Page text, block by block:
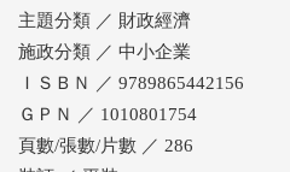
主題分類 ／ 財政經濟
施政分類 ／ 中小企業
ＩＳＢＮ ／ 9789865442156
ＧＰＮ ／ 1010801754
頁數/張數/片數 ／ 286